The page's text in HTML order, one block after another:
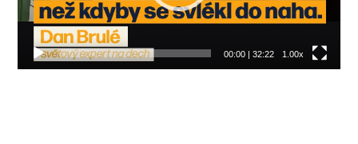
00:00| 32:22 1.00x